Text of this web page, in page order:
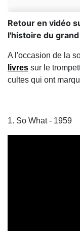
Retour en vidéo
l'histoire du
A l'occasion de la
livres sur le
cultes qui ont
1. So What - 1959